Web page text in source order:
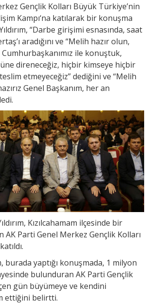
Gençlik Kolları Büyük Türkiye’nin
Kampı‘na katılarak bir konuşma
“Darbe girişimi esnasında, saat
aradığını ve “Melih hazır olun,
Cumhurbaşkanımız ile konuştuk,
direneceğiz, hiçbir kimseye hiçbir
etmeyeceğiz” dediğini ve “Melih
Genel Başkanım, her an
Kızılcahamam ilçesinde bir
AK Parti Genel Merkez Gençlik Kolları
burada yaptığı konuşmada, 1 milyon
bulunduran AK Parti Gençlik
gün büyümeye ve kendini
ettiğini belirtti.